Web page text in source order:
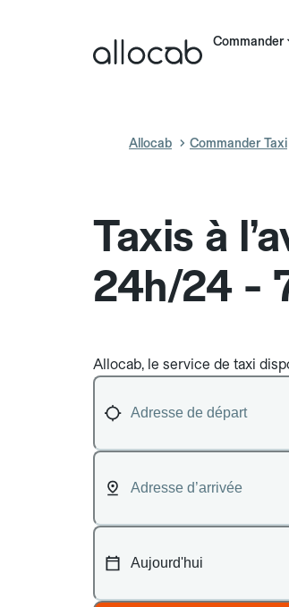
Commander
Allocab Commander Taxi
Taxis à
24h/24 -
Allocab, le service de taxi